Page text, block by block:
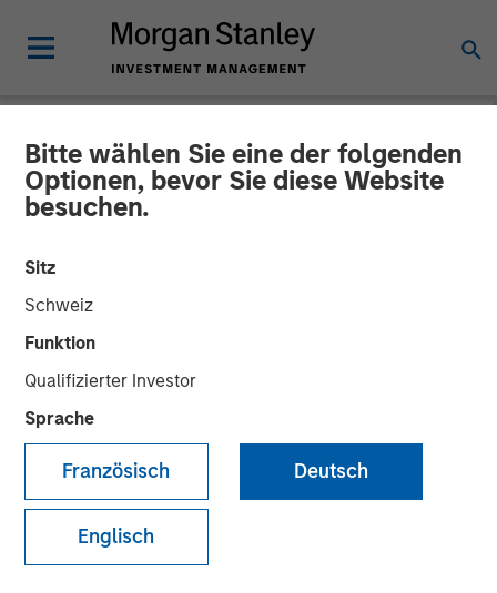
Bitte wählen Sie eine der folgenden
Optionen, bevor Sie diese Website
besuchen.
Sitz
Schweiz
Funktion
Qualifizierter Investor
Sprache
Französisch Deutsch
Englisch
NEWSROOM
Tianhe Chemicals Group
Announces Strategic
Partnership with Morgan
Stanley Private Equity Asia
21 MÄRZ 2012
BEIJING — Mar 21, 2012